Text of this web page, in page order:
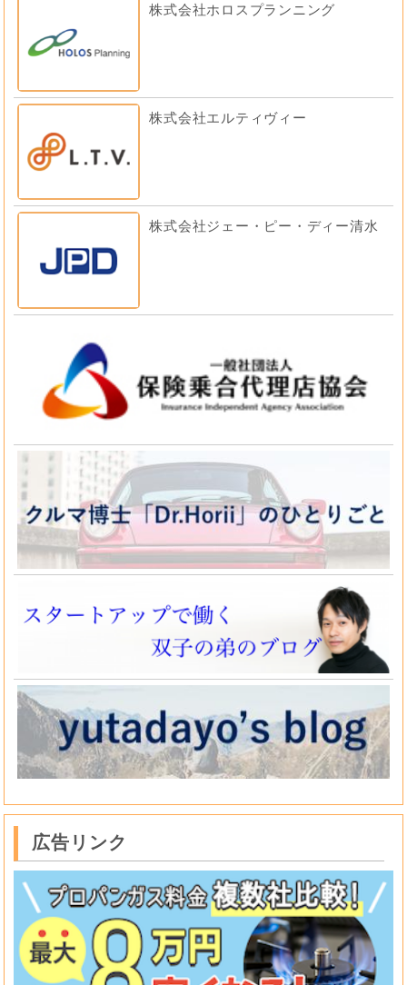
株式会社ホロスプランニング
株式会社エルティヴィー
株式会社ジェー・ピー・ディー清水
広告リンク